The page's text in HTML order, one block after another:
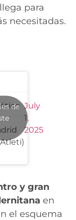
llega para
necesitadas.
July
1,
2025
de
y gran
en
el esquema